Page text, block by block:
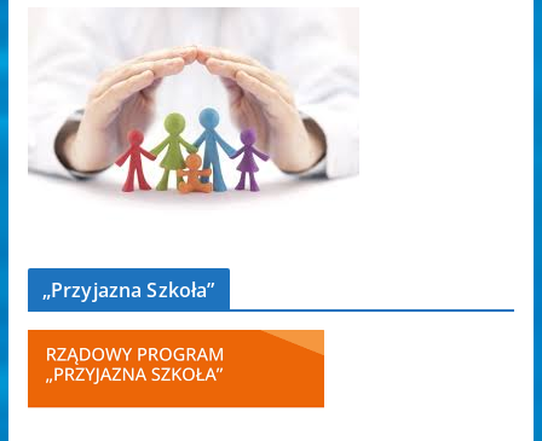
„Przyjazna Szkoła”